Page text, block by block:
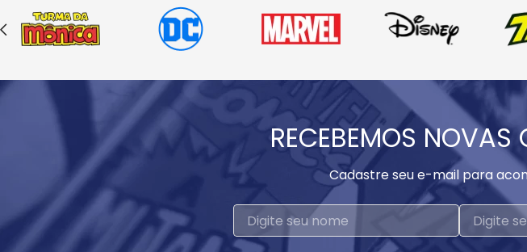
RECEBEMOS NOVAS
Cadastre seu e-mail para